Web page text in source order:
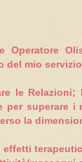
del mio
le Relazioni;
per superare i
la
effetti